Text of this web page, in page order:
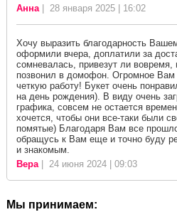
Анна| 28 января 2025 | 16:02
Хочу выразить благодарность
оформили вчера, доплатили за
сомневалась, привезут ли вовремя,
позвонил в домофон. Огромное Вам
четкую работу! Букет очень
на день рождения). В виду очень
графика, совсем не остается
хочется, чтобы они все-таки были
помятые) Благодаря Вам все
обращусь к Вам еще и точно буду
и знакомым.
Вера| 24 июня 2024 | 09:03
Мы принимаем: